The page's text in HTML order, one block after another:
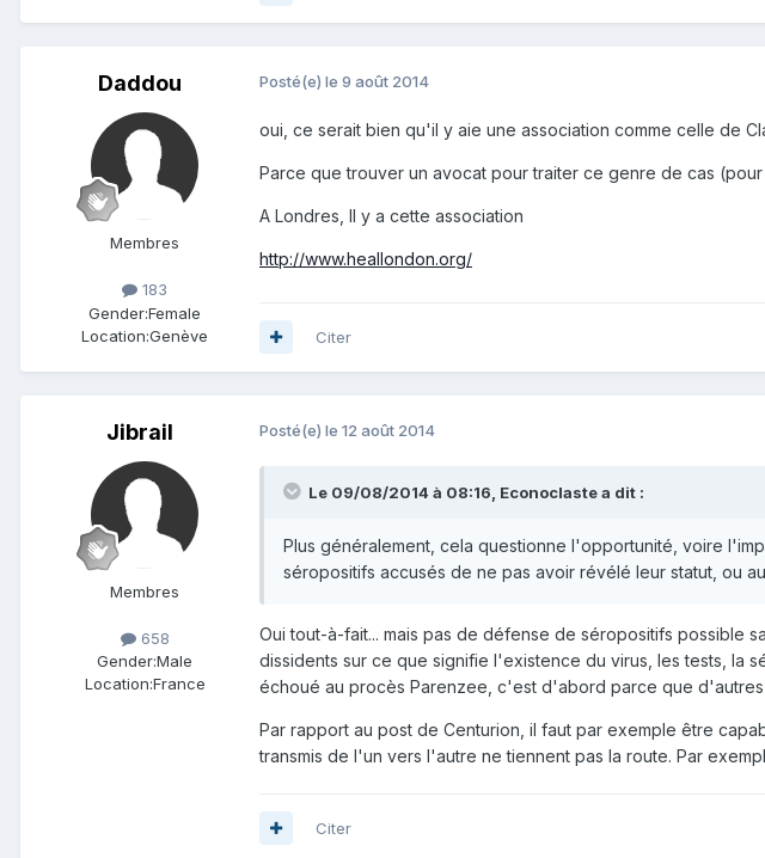
Daddou
Membres
183
Gender:Female
Location:Genève
Posté(e) le 9 août 2014
oui, ce serait bien qu'il y aie une association comme celle de
Parce que trouver un avocat pour traiter ce genre de cas
A Londres, Il y a cette association
http://www.heallondon.org/
Citer
Jibrail
Membres
658
Gender:Male
Location:France
Posté(e) le 12 août 2014
Le 09/08/2014 à 08:16, Econoclaste a dit :
Plus généralement, cela questionne l'opportunité, voire
séropositifs accusés de ne pas avoir révélé leur statut, ou
Oui tout-à-fait... mais pas de défense de séropositifs possible
dissidents sur ce que signifie l'existence du virus, les tests, la
échoué au procès Parenzee, c'est d'abord parce que
Par rapport au post de Centurion, il faut par exemple être
transmis de l'un vers l'autre ne tiennent pas la route. Par
Citer